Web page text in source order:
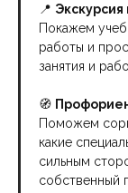
📍
Покажем
работы и
занятия и
🧭
Поможем
какие
сильным
собственный